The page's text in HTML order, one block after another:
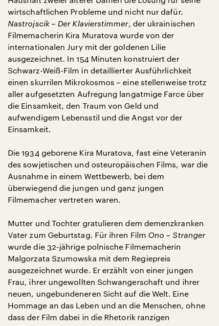
wirtschaftlichen Probleme und nicht nur dafür.
Nastrojscik – Der Klavierstimmer, der ukrainischen
Filmemacherin Kira Muratova wurde von der
internationalen Jury mit der goldenen Lilie
ausgezeichnet. In 154 Minuten konstruiert der
Schwarz-Weiß-Film in detaillierter Ausführlichkeit
einen skurrilen Mikrokosmos – eine stellenweise trotz
aller aufgesetzten Aufregung langatmige Farce über
die Einsamkeit, den Traum von Geld und
aufwendigem Lebensstil und die Angst vor der
Einsamkeit.
Die 1934 geborene Kira Muratova, fast eine Veteranin
des sowjetischen und osteuropäischen Films, war die
Ausnahme in einem Wettbewerb, bei dem
überwiegend die jungen und ganz jungen
Filmemacher vertreten waren.
Mutter und Tochter gratulieren dem demenzkranken
Vater zum Geburtstag. Für ihren Film Ono – Stranger
wurde die 32-jährige polnische Filmemacherin
Malgorzata Szumowska mit dem Regiepreis
ausgezeichnet wurde. Er erzählt von einer jungen
Frau, ihrer ungewollten Schwangerschaft und ihrer
neuen, ungebundeneren Sicht auf die Welt. Eine
Hommage an das Leben und an die Menschen, ohne
dass der Film dabei in die Rhetorik ranzigen